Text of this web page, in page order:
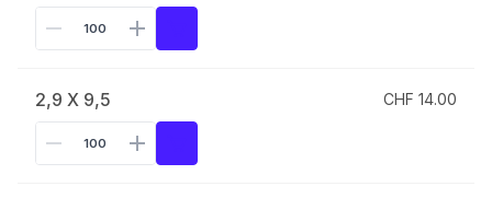
2,9 X 9,5 CHF 14.00